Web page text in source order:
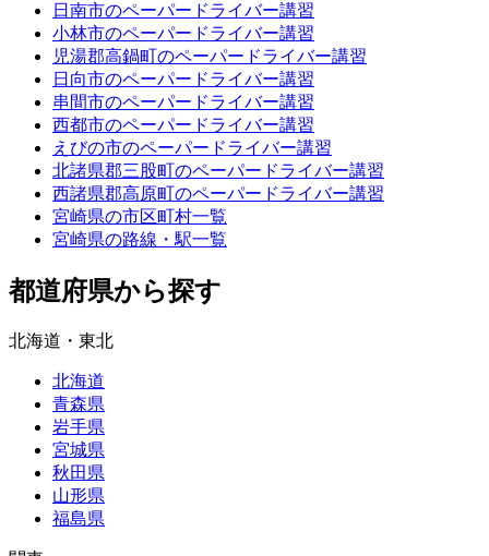
日南市のペーパードライバー講習
小林市のペーパードライバー講習
児湯郡高鍋町のペーパードライバー講習
日向市のペーパードライバー講習
串間市のペーパードライバー講習
西都市のペーパードライバー講習
えびの市のペーパードライバー講習
北諸県郡三股町のペーパードライバー講習
西諸県郡高原町のペーパードライバー講習
宮崎県の市区町村一覧
宮崎県の路線・駅一覧
都道府県から探す
北海道・東北
北海道
青森県
岩手県
宮城県
秋田県
山形県
福島県